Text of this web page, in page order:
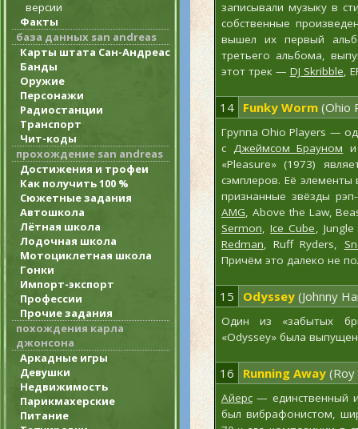
версии
Факты
база данных san andreas
Карты штата Сан-Андреас
Банды
Оружие
Персонажи
Радиостанции
Транспорт
Чит-коды
прохождение san andreas
Достижения и трофеи
Как получить 100 %
Сюжетные задания
Автошкола
Лётная школа
Лодочная школа
Мотоциклетная школа
Гонки
Импорт-экспорт
Профессии
Прочие задания
похождения карла
джонсона
Аркадные игры
Девушки
Недвижимость
Парикмахерские
Питание
записывали музыку в
собственные
вышел их первый
третьего альбома,
этот трек — DJ Skribble,
14 Funky Worm(Ohio
Группа Ohio Players —
с Джеймсом Брауном
«Pleasure» (1973)
сэмплеров. Её
признанные звёзды
AMG, Above the Law,
Sermon,Ice Cube,
Redman, Ruff Ryders,
Причём это далеко не
15 Odyssey(Johnny
Один из «забытых
«Odyssey» была
16 Running Away(Roy
Айерс— единственный
был вибрафонистом,